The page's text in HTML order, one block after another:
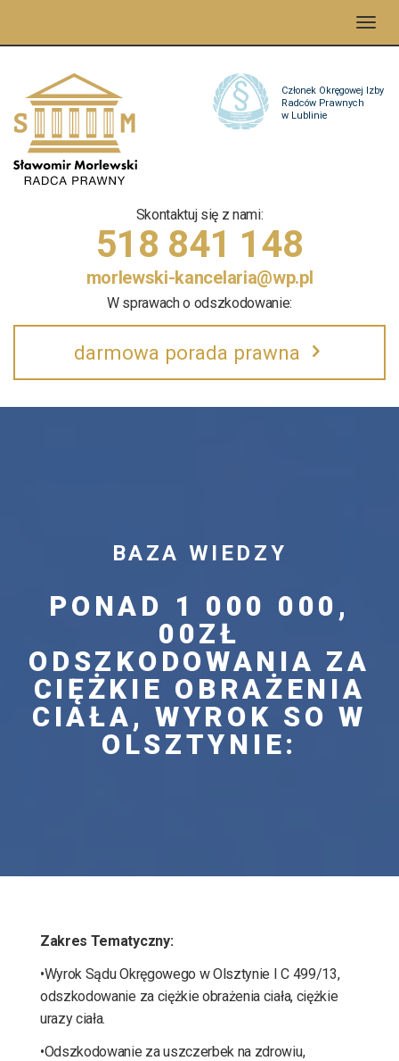
Skontaktuj się z nami:
518 841 148
morlewski-kancelaria@wp.pl
W sprawach o odszkodowanie:
darmowa porada prawna
BAZA WIEDZY
PONAD 1 000 000,
00ZŁ
ODSZKODOWANIA ZA
CIĘŻKIE OBRAŻENIA
CIAŁA, WYROK SO W
OLSZTYNIE:
Zakres Tematyczny:
•Wyrok Sądu Okręgowego w Olsztynie I C 499/13,
odszkodowanie za ciężkie obrażenia ciała, ciężkie
urazy ciała.
•Odszkodowanie za uszczerbek na zdrowiu,